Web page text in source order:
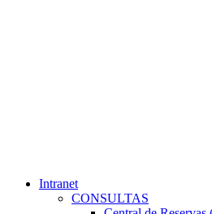
Intranet
CONSULTAS